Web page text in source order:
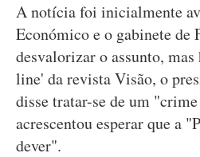
A notícia foi inicialmente
Económico e o gabinete de
desvalorizar o assunto,
line' da revista Visão, o
disse tratar-se de um
acrescentou esperar que a
dever".